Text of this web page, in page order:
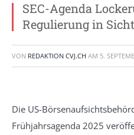
SEC-Agenda
Regulierung in Sicht
VON REDAKTION CVJ.CH AM 5.
Die US-
Frühjahrsagenda 2025